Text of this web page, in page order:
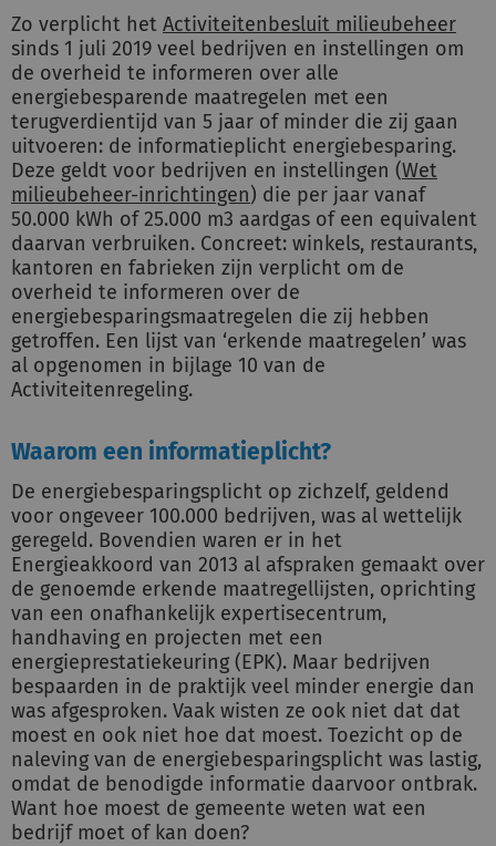
Zo verplicht het Activiteitenbesluit milieubeheer
sinds 1 juli 2019 veel bedrijven en instellingen om
de overheid te informeren over alle
energiebesparende maatregelen met een
terugverdientijd van 5 jaar of minder die zij gaan
uitvoeren: de informatieplicht energiebesparing.
Deze geldt voor bedrijven en instellingen (Wet
milieubeheer-inrichtingen) die per jaar vanaf
50.000 kWh of 25.000 m3 aardgas of een equivalent
daarvan verbruiken. Concreet: winkels, restaurants,
kantoren en fabrieken zijn verplicht om de
overheid te informeren over de
energiebesparingsmaatregelen die zij hebben
getroffen. Een lijst van ‘erkende maatregelen’ was
al opgenomen in bijlage 10 van de
Activiteitenregeling.
Waarom een informatieplicht?
De energiebesparingsplicht op zichzelf, geldend
voor ongeveer 100.000 bedrijven, was al wettelijk
geregeld. Bovendien waren er in het
Energieakkoord van 2013 al afspraken gemaakt over
de genoemde erkende maatregellijsten, oprichting
van een onafhankelijk expertisecentrum,
handhaving en projecten met een
energieprestatiekeuring (EPK). Maar bedrijven
bespaarden in de praktijk veel minder energie dan
was afgesproken. Vaak wisten ze ook niet dat dat
moest en ook niet hoe dat moest. Toezicht op de
naleving van de energiebesparingsplicht was lastig,
omdat de benodigde informatie daarvoor ontbrak.
Want hoe moest de gemeente weten wat een
bedrijf moet of kan doen?